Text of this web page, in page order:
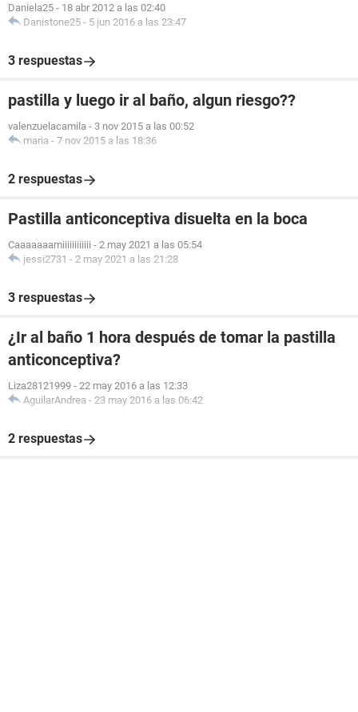
Daniela25 - 18 abr 2012 a las 02:40
Danistone25 - 5 jun 2016 a las 23:47
3 respuestas
pastilla y luego ir al baño, algun riesgo??
valenzuelacamila - 3 nov 2015 a las 00:52
maria - 7 nov 2015 a las 18:36
2 respuestas
Pastilla anticonceptiva disuelta en la boca
Caaaaaaamiiiiiiiiiiii - 2 may 2021 a las 05:54
jessi2731 - 2 may 2021 a las 21:28
3 respuestas
¿Ir al baño 1 hora después de tomar la pastilla
anticonceptiva?
Liza28121999 - 22 may 2016 a las 12:33
AguilarAndrea - 23 may 2016 a las 06:42
2 respuestas